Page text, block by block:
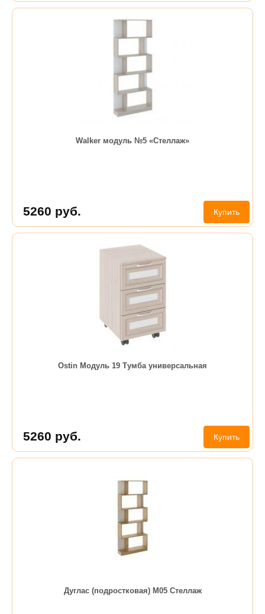
Walker модуль №5 «Стеллаж»
5260 руб. Купить
Ostin Модуль 19 Тумба универсальная
5260 руб. Купить
Дуглас (подростковая) М05 Стеллаж